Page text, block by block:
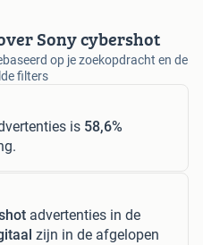
Sony cybershot
op je zoekopdracht en de
filters
is 58,6%
advertenties in de
zijn in de afgelopen